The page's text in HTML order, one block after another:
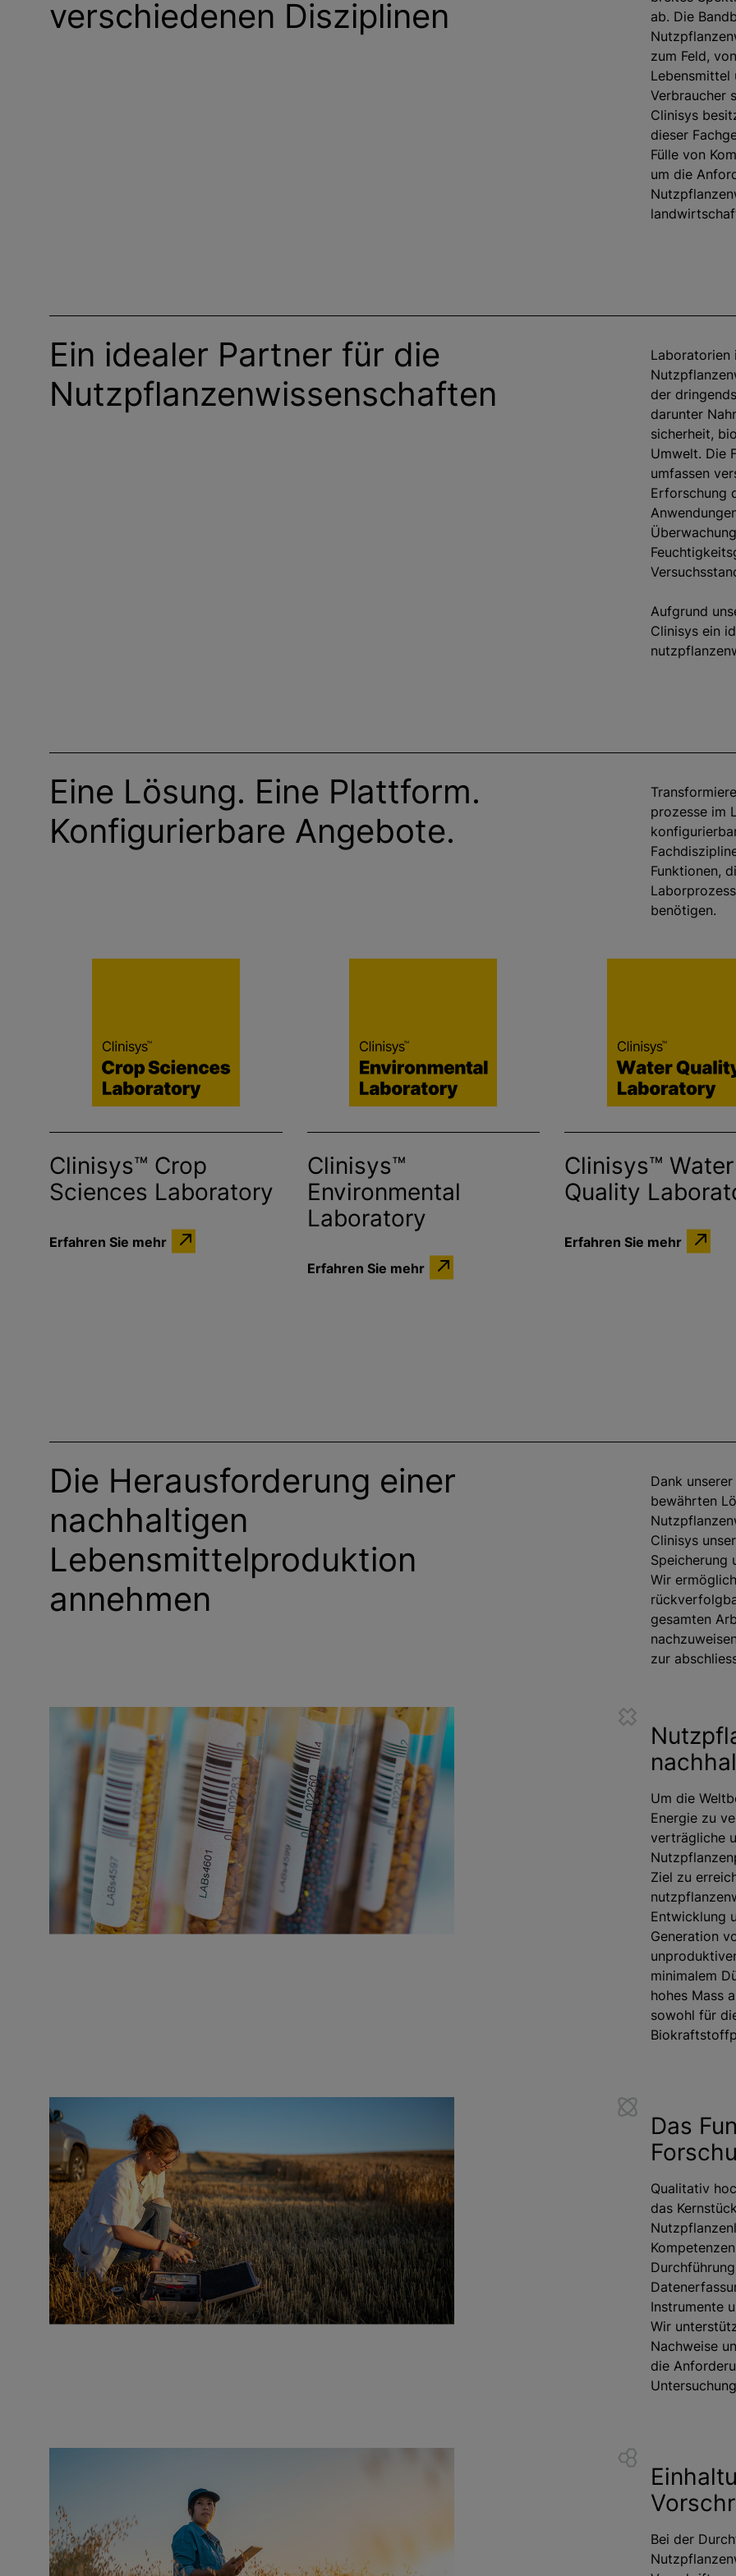
verschiedenen Disziplinen
ab. Die
zum Feld,
Lebensmittel
Verbraucher
Clinisys
dieser
Fülle von
um die
Ein idealer Partner für die
Nutzpflanzenwissenschaften
Laboratorien
der
darunter
sicherheit,
Umwelt. Die
umfassen
Erforschung
Aufgrund
Clinisys ein
Eine Lösung. Eine Plattform.
Konfigurierbare Angebote.
prozesse im
Funktionen,
benötigen.
Clinisys™ Crop
Sciences Laboratory
Erfahren Sie mehr
Clinisys™
Environmental
Laboratory
Erfahren Sie mehr
Clinisys™ Water
Quality
Erfahren Sie mehr
Die Herausforderung einer
nachhaltigen
Lebensmittelproduktion
annehmen
Dank
bewährten
Clinisys
Speicherung
Wir
gesamten
zur
Um die
Energie zu
verträgliche
Ziel zu
Entwicklung
Generation
minimalem
hohes Mass
sowohl für
Das
Qualitativ
das
Instrumente
Wir
Nachweise
die
Bei der